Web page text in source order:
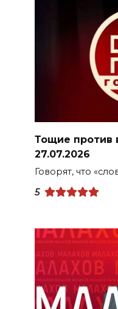
Тощие против
27.07.2026
Говорят, что
5